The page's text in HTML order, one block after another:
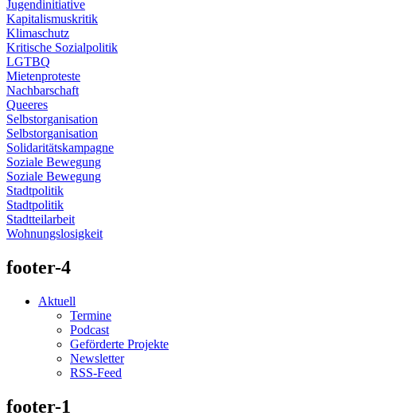
Jugendinitiative
Kapitalismuskritik
Klimaschutz
Kritische Sozialpolitik
LGTBQ
Mietenproteste
Nachbarschaft
Queeres
Selbstorganisation
Selbstorganisation
Solidaritätskampagne
Soziale Bewegung
Soziale Bewegung
Stadtpolitik
Stadtpolitik
Stadtteilarbeit
Wohnungslosigkeit
footer-4
Aktuell
Termine
Podcast
Geförderte Projekte
Newsletter
RSS-Feed
footer-1